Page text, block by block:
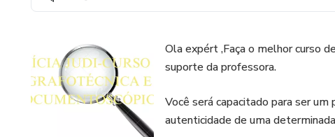
Ola expért ,Faça o melhor curso
suporte da professora.
Você será capacitado para ser
autenticidade de uma